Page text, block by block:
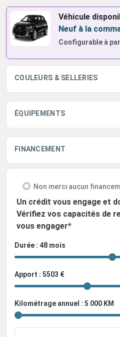
Véhicule
Neuf à la
Configurable à
COULEURS & SELLERIES
ÉQUIPEMENTS
FINANCEMENT
Non merci aucun
Un crédit vous engage et
Vérifiez vos capacités de
vous engager*
Durée : 48 mois
Apport : 5503 €
Kilométrage annuel : 5 000 KM